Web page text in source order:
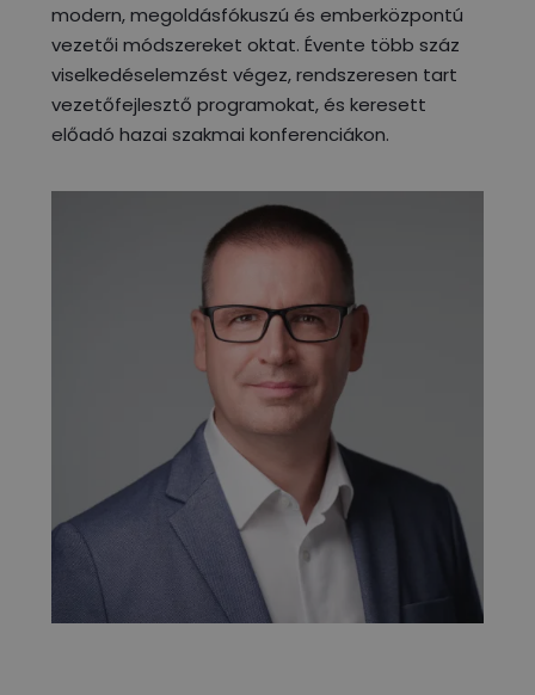
modern, megoldásfókuszú és emberközpontú
vezetői módszereket oktat. Évente több száz
viselkedéselemzést végez, rendszeresen tart
vezetőfejlesztő programokat, és keresett
előadó hazai szakmai konferenciákon.